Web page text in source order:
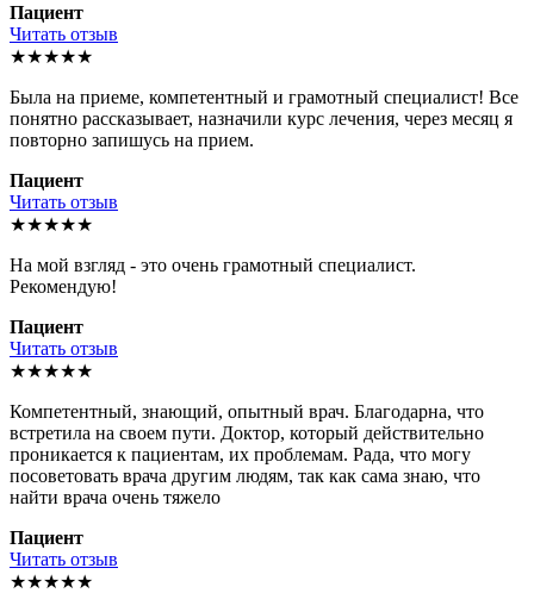
Пациент
Читать отзыв
★★★★★
Была на приеме, компетентный и грамотный специалист! Все
понятно рассказывает, назначили курс лечения, через месяц я
повторно запишусь на прием.
Пациент
Читать отзыв
★★★★★
На мой взгляд - это очень грамотный специалист.
Рекомендую!
Пациент
Читать отзыв
★★★★★
Компетентный, знающий, опытный врач. Благодарна, что
встретила на своем пути. Доктор, который действительно
проникается к пациентам, их проблемам. Рада, что могу
посоветовать врача другим людям, так как сама знаю, что
найти врача очень тяжело
Пациент
Читать отзыв
★★★★★